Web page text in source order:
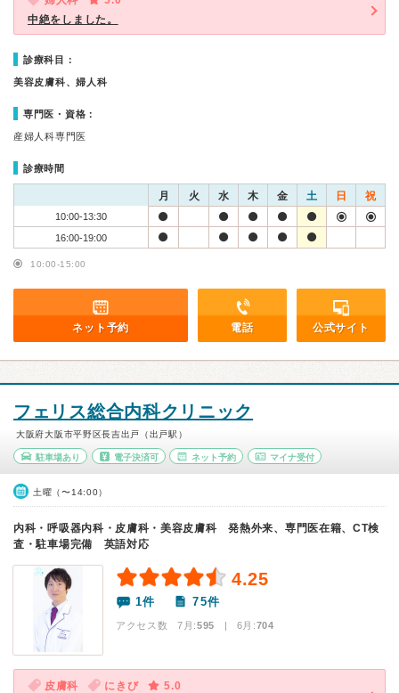
中絶をしました。
診療科目：
美容皮膚科、婦人科
専門医・資格：
産婦人科専門医
診療時間
月 火 水 木 金 土 日 祝
10:00-13:30
16:00-19:00
10:00-15:00
ネット予約 電話 公式サイト
フェリス総合内科クリニック
大阪府大阪市平野区長吉出戸（出戸駅）
駐車場あり 電子決済可 ネット予約 マイナ受付
土曜（〜14:00）
内科・呼吸器内科・皮膚科・美容皮膚科 発熱外来、専門医在籍、CT検
査・駐車場完備 英語対応
4.25
1件 75件
アクセス数 7月:595 | 6月:704
皮膚科 にきび
5.0